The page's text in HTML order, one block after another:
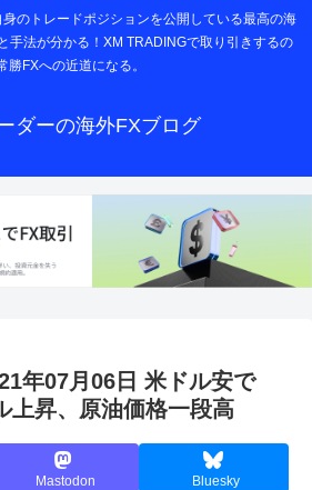
のトレードポジションを公開している最高の海
手法が分かる！XM TRADINGで取り引きするの
勝FXへの近道になる。
ダーの海外FXブログ
年07月06日 米ドル安で
上昇、原油価格一段高
Mastodon Bluesky